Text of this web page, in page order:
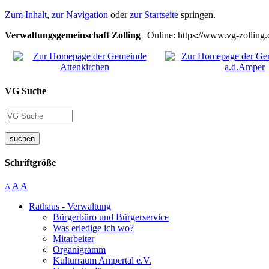
Zum Inhalt, zur Navigation oderzur Startseite springen.
Verwaltungsgemeinschaft Zolling | Online: https://www.vg-
VG Suche
suchen
Schriftgröße
A A A
Rathaus - Verwaltung
Bürgerbüro und Bürgerservice
Was erledige ich wo?
Mitarbeiter
Organigramm
Kulturraum Ampertal e.V.